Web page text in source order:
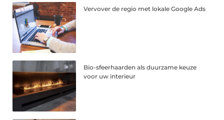
Vervover de regio met lokale Google Ads
Bio-sfeerhaarden als duurzame keuze
voor uw interieur